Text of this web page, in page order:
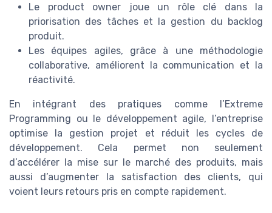
Le product owner joue un rôle clé dans la
priorisation des tâches et la gestion du backlog
produit.
Les équipes agiles, grâce à une méthodologie
collaborative, améliorent la communication et la
réactivité.
En intégrant des pratiques comme l’Extreme
Programming ou le développement agile, l’entreprise
optimise la gestion projet et réduit les cycles de
développement. Cela permet non seulement
d’accélérer la mise sur le marché des produits, mais
aussi d’augmenter la satisfaction des clients, qui
voient leurs retours pris en compte rapidement.